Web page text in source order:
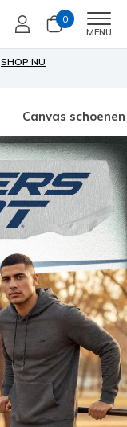
0
MENU
SHOP NU
Canvas schoenen